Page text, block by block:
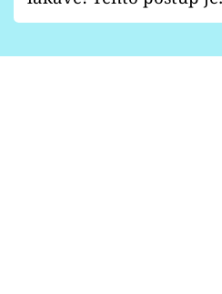
vhodný jen pro některé